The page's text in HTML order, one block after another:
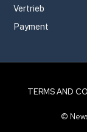
Vertrieb
Payment
TERMS AND
©